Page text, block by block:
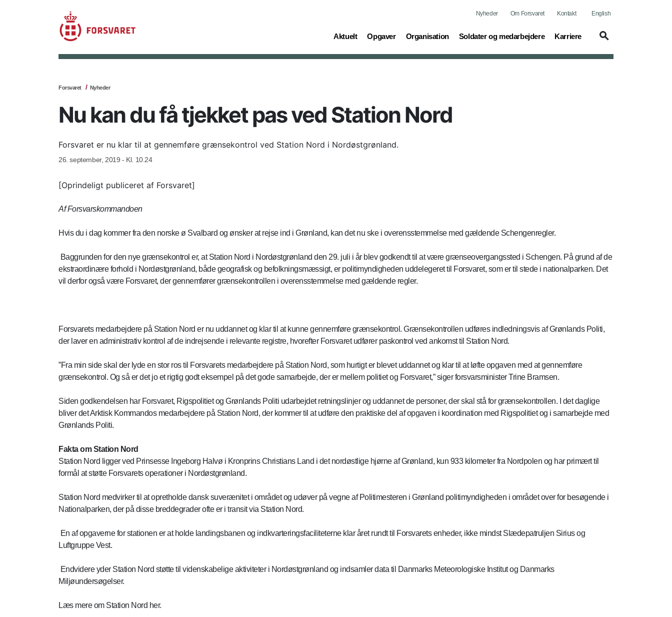
Nyheder Om Forsvaret Kontakt English
Aktuelt
(current) Opgaver
(current) Organisation
(current) Soldater og medarbejdere
(current) Karriere
(current)
Forsvaret Nyheder
Nu kan du få tjekket pas ved Station Nord
Forsvaret er nu klar til at gennemføre grænsekontrol ved Station Nord i Nordøstgrønland.
26. september, 2019 - Kl. 10.24
[Oprindeligt publiceret af Forsvaret]
Af Forsvarskommandoen
Hvis du i dag kommer fra den norske ø Svalbard og ønsker at rejse ind i Grønland, kan det nu ske i overensstemmelse med gældende Schengenregler.
Baggrunden for den nye grænsekontrol er, at Station Nord i Nordøstgrønland den 29. juli i år blev godkendt til at være grænseovergangssted i Schengen. På grund af de
ekstraordinære forhold i Nordøstgrønland, både geografisk og befolkningsmæssigt, er politimyndigheden uddelegeret til Forsvaret, som er til stede i nationalparken. Det
vil derfor også være Forsvaret, der gennemfører grænsekontrollen i overensstemmelse med gældende regler.
Forsvarets medarbejdere på Station Nord er nu uddannet og klar til at kunne gennemføre grænsekontrol. Grænsekontrollen udføres indledningsvis af Grønlands Politi,
der laver en administrativ kontrol af de indrejsende i relevante registre, hvorefter Forsvaret udfører paskontrol ved ankomst til Station Nord.
”Fra min side skal der lyde en stor ros til Forsvarets medarbejdere på Station Nord, som hurtigt er blevet uddannet og klar til at løfte opgaven med at gennemføre
grænsekontrol. Og så er det jo et rigtig godt eksempel på det gode samarbejde, der er mellem politiet og Forsvaret,” siger forsvarsminister Trine Bramsen.
Siden godkendelsen har Forsvaret, Rigspolitiet og Grønlands Politi udarbejdet retningslinjer og uddannet de personer, der skal stå for grænsekontrollen. I det daglige
bliver det Arktisk Kommandos medarbejdere på Station Nord, der kommer til at udføre den praktiske del af opgaven i koordination med Rigspolitiet og i samarbejde med
Grønlands Politi.
Fakta om Station Nord
Station Nord ligger ved Prinsesse Ingeborg Halvø i Kronprins Christians Land i det nordøstlige hjørne af Grønland, kun 933 kilometer fra Nordpolen og har primært til
formål at støtte Forsvarets operationer i Nordøstgrønland.
Station Nord medvirker til at opretholde dansk suverænitet i området og udøver på vegne af Politimesteren i Grønland politimyndigheden i området over for besøgende i
Nationalparken, der på disse breddegrader ofte er i transit via Station Nord.
En af opgaverne for stationen er at holde landingsbanen og indkvarteringsfaciliteterne klar året rundt til Forsvarets enheder, ikke mindst Slædepatruljen Sirius og
Luftgruppe Vest.
Endvidere yder Station Nord støtte til videnskabelige aktiviteter i Nordøstgrønland og indsamler data til Danmarks Meteorologiske Institut og Danmarks
Miljøundersøgelser.
Læs mere om Station Nord her.